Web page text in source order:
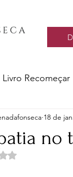
Livro Recomeçar
e a escrita
no
18 de
com NaN de 5